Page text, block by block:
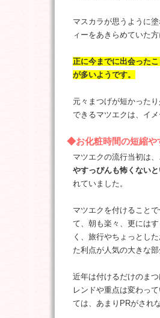
マスカラが思うように
ィーをあきらめていた
正に今までに出会った
が多いようです。
元々まつげが短かった
できるマツエクは、イ
◆お化粧時間の短縮や
マツエクの流行当初は
やすっぴんも怖くない
れていました。
マツエクを付けること
て、朝も楽々、更には
く、旅行やちょっとし
た利点が人気の大きな部
近年は付けるだけのま
レンドや重点は変わっ
ては、あまりPRがされ